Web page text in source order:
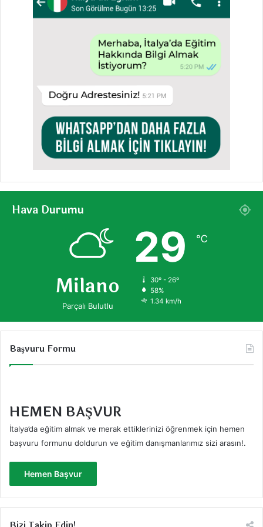
Hava Durumu
Milano
Parçalı Bulutlu
29 ℃
30º - 26º
58%
1.34 km/h
Başvuru Formu
HEMEN BAŞVUR
İtalya’da eğitim almak ve merak ettiklerinizi öğrenmek için hemen
başvuru formunu doldurun ve eğitim danışmanlarımız sizi arasın!.
Hemen Başvur